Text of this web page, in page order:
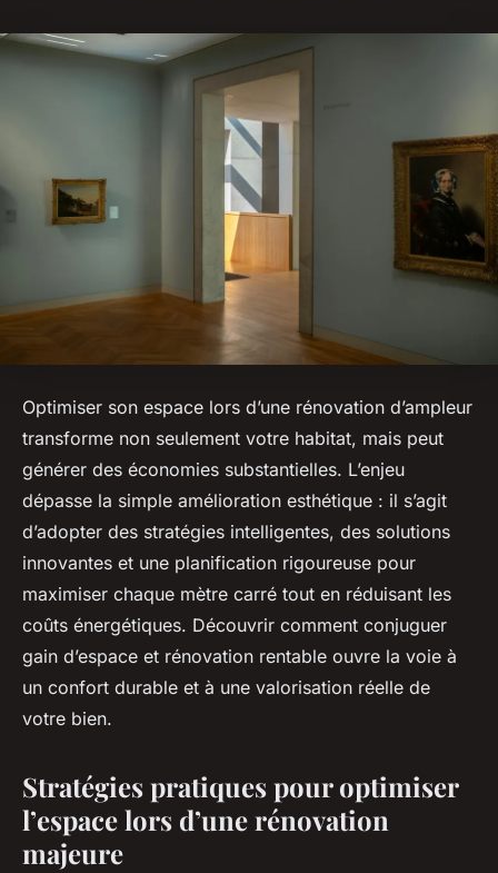
Optimiser son espace lors d’une rénovation d’ampleur
transforme non seulement votre habitat, mais peut
générer des économies substantielles. L’enjeu
dépasse la simple amélioration esthétique : il s’agit
d’adopter des stratégies intelligentes, des solutions
innovantes et une planification rigoureuse pour
maximiser chaque mètre carré tout en réduisant les
coûts énergétiques. Découvrir comment conjuguer
gain d’espace et rénovation rentable ouvre la voie à
un confort durable et à une valorisation réelle de
votre bien.
Stratégies pratiques pour optimiser
l’espace lors d’une rénovation
majeure